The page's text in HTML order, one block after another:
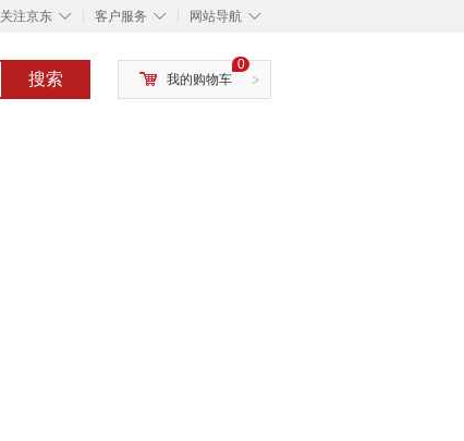
◇
关注京东 ◇
客户服务 ◇
网站导航
搜索 >
0
我的购物车